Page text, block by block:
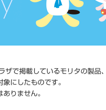
ザで掲載しているモリタの製品
にしたものです。
りません。
EANコード
価格
ネッ
い。
ーカー 株式